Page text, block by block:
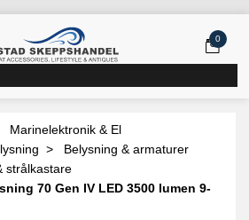
0
Marinelektronik & El
Belysning & armaturer
strålkastare
70 Gen IV LED 3500 lumen 9-